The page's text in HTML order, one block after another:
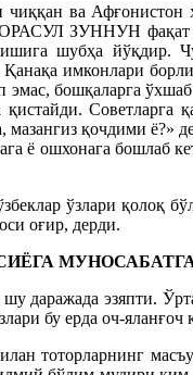
ва
ЗУННУН фақат
шубҳа йўқдир.
имконлари
бошқаларга
қочдими
ё ошхонага бошлаб
ўзлари қолоқ
оғир, дерди.
даражада эзяпти.
бу ерда оч-
тоторларнинг